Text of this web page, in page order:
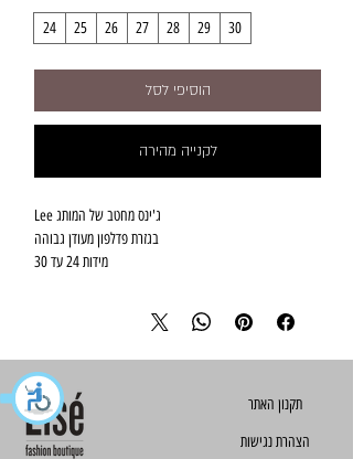
30
29
28
27
26
25
24
הוסיפי לסל
לקנייה מהירה
ג'ינס מחטב של המותג Lee
בגזרת פדלפון מעודן גבוהה
מידות 24 עד 30
תקנון האתר​​
הצהרת נגישות